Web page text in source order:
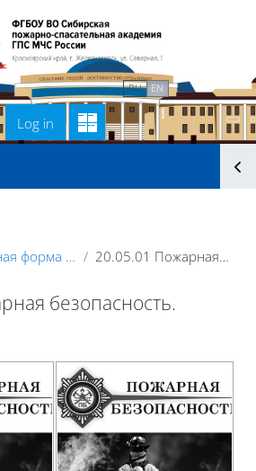
Log in
Связаться с нами RU EN
Заочная форма обучения (слушатели) 20.05.01 Пожарная безопасность. Слушатели
безопасность.